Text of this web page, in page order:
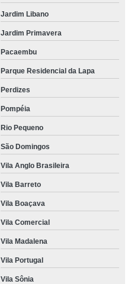
Jardim Libano
Jardim Primavera
Pacaembu
Parque Residencial da Lapa
Perdizes
Pompéia
Rio Pequeno
São Domingos
Vila Anglo Brasileira
Vila Barreto
Vila Boaçava
Vila Comercial
Vila Madalena
Vila Portugal
Vila Sônia